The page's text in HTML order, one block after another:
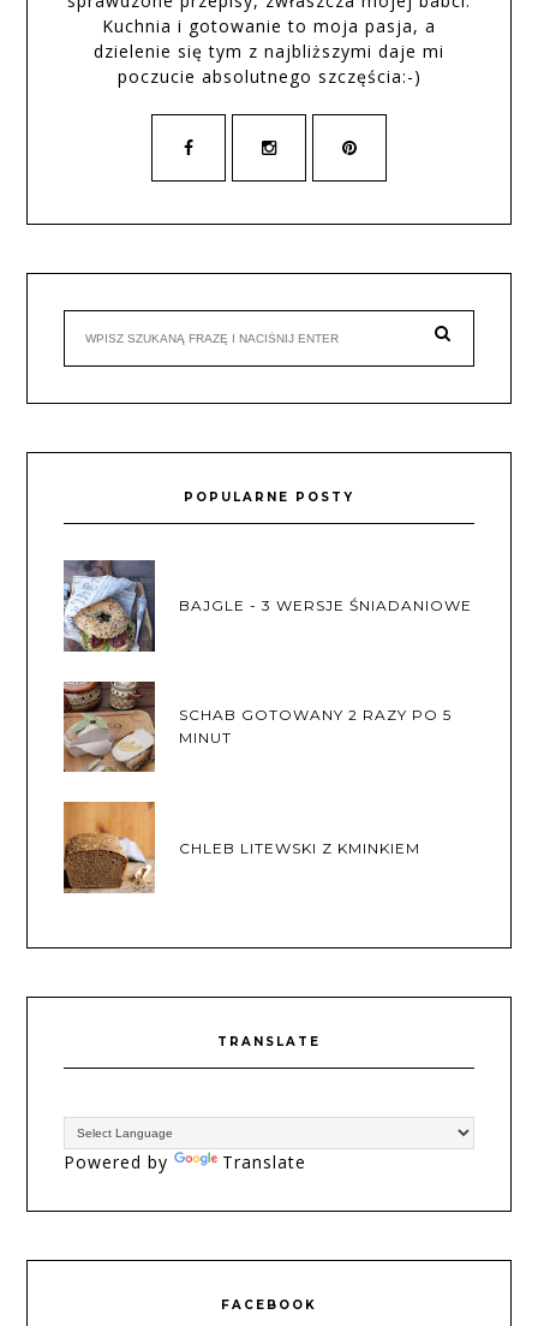
Kuchnia i gotowanie to moja pasja, a
dzielenie się tym z najbliższymi daje mi
poczucie absolutnego szczęścia:-)
POPULARNE POSTY
BAJGLE - 3 WERSJE ŚNIADANIOWE
SCHAB GOTOWANY 2 RAZY PO 5
MINUT
CHLEB LITEWSKI Z KMINKIEM
TRANSLATE
Powered by Translate
FACEBOOK